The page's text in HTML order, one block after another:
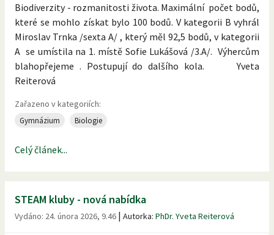
Biodiverzity - rozmanitosti života. Maximální počet bodů,
které se mohlo získat bylo 100 bodů. V kategorii B vyhrál
Miroslav Trnka /sexta A/ , který měl 92,5 bodů, v kategorii
A se umístila na 1. místě Sofie Lukášová /3.A/. Výhercům
blahopřejeme . Postupují do dalšího kola. Yveta
Reiterová
Zařazeno v kategoriích:
Gymnázium Biologie
Celý článek...
STEAM kluby - nová nabídka
Vydáno: 24. února 2026, 9.46 | Autorka: PhDr. Yveta Reiterová